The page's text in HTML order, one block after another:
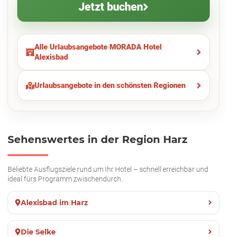
Jetzt buchen
Alle Urlaubsangebote MORADA Hotel
Alexisbad
Urlaubsangebote in den schönsten Regionen
Sehenswertes in der Region Harz
Beliebte Ausflugsziele rund um Ihr Hotel – schnell erreichbar und
ideal fürs Programm zwischendurch.
Alexisbad im Harz
Die Selke